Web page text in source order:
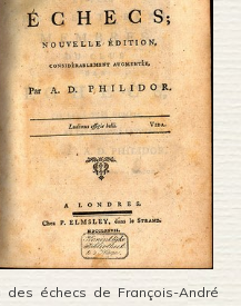
échecs de François-André